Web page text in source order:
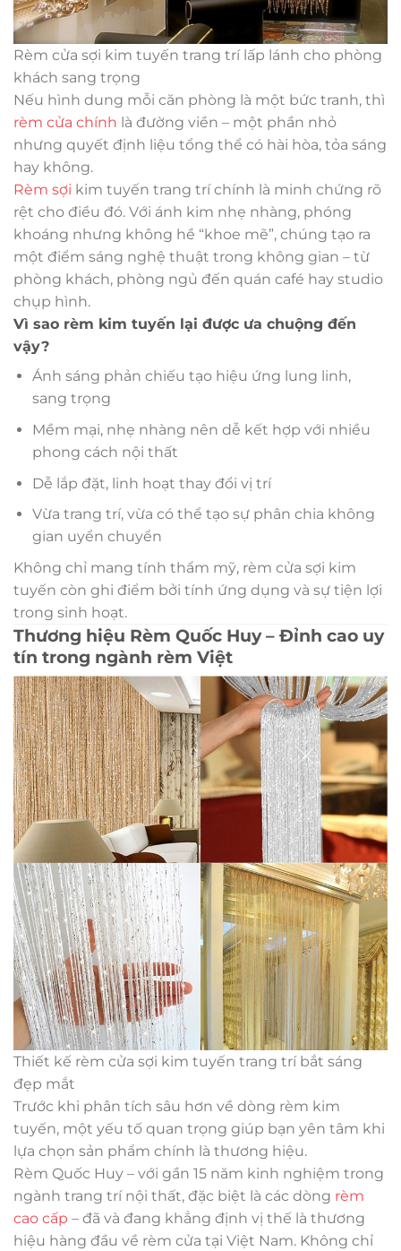
Rèm cửa sợi kim tuyến trang trí lấp lánh cho phòng
khách sang trọng
Nếu hình dung mỗi căn phòng là một bức tranh, thì
rèm cửa chính là đường viền – một phần nhỏ
nhưng quyết định liệu tổng thể có hài hòa, tỏa sáng
hay không.
Rèm sợi kim tuyến trang trí chính là minh chứng rõ
rệt cho điều đó. Với ánh kim nhẹ nhàng, phóng
khoáng nhưng không hề “khoe mẽ”, chúng tạo ra
một điểm sáng nghệ thuật trong không gian – từ
phòng khách, phòng ngủ đến quán café hay studio
chụp hình.
Vì sao rèm kim tuyến lại được ưa chuộng đến
vậy?
Ánh sáng phản chiếu tạo hiệu ứng lung linh,
sang trọng
Mềm mại, nhẹ nhàng nên dễ kết hợp với nhiều
phong cách nội thất
Dễ lắp đặt, linh hoạt thay đổi vị trí
Vừa trang trí, vừa có thể tạo sự phân chia không
gian uyển chuyển
Không chỉ mang tính thẩm mỹ, rèm cửa sợi kim
tuyến còn ghi điểm bởi tính ứng dụng và sự tiện lợi
trong sinh hoạt.
Thương hiệu Rèm Quốc Huy – Đỉnh cao uy
tín trong ngành rèm Việt
Thiết kế rèm cửa sợi kim tuyến trang trí bắt sáng
đẹp mắt
Trước khi phân tích sâu hơn về dòng rèm kim
tuyến, một yếu tố quan trọng giúp bạn yên tâm khi
lựa chọn sản phẩm chính là thương hiệu.
Rèm Quốc Huy – với gần 15 năm kinh nghiệm trong
ngành trang trí nội thất, đặc biệt là các dòng rèm
cao cấp – đã và đang khẳng định vị thế là thương
hiệu hàng đầu về rèm cửa tại Việt Nam. Không chỉ